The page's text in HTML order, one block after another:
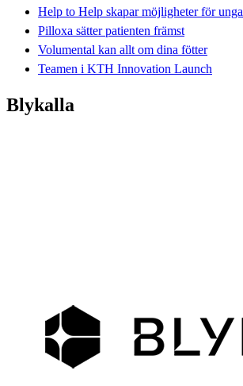
Help to Help skapar möjligheter för unga
Pilloxa sätter patienten främst
Volumental kan allt om dina fötter
Teamen i KTH Innovation Launch
Blykalla